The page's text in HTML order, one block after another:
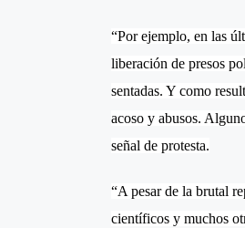
“Por ejemplo, en las
liberación de presos
sentadas. Y como
acoso y abusos.
señal de protesta.
“A pesar de la brutal
científicos y muchos